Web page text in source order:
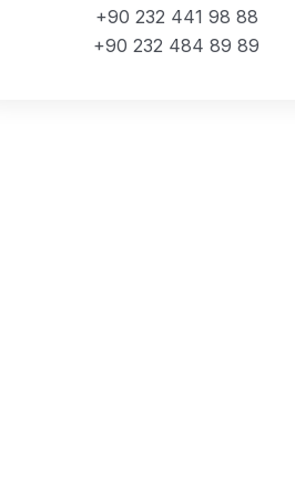
+90 232 441 98 88
+90 232 484 89 89